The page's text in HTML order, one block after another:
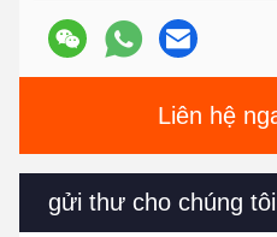
Liên hệ
gửi thư cho chúng tôi